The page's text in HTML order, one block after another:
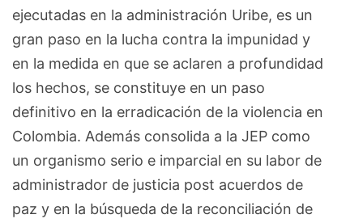
ejecutadas en la administración Uribe, es un
gran paso en la lucha contra la impunidad y
en la medida en que se aclaren a profundidad
los hechos, se constituye en un paso
definitivo en la erradicación de la violencia en
Colombia. Además consolida a la JEP como
un organismo serio e imparcial en su labor de
administrador de justicia post acuerdos de
paz y en la búsqueda de la reconciliación de